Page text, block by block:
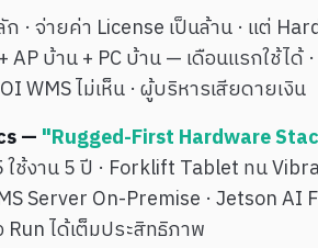
· จ่ายค่า License เป็นล้าน · แต่
บ้าน + PC บ้าน — เดือนแรกใช้ได้
WMS ไม่เห็น · ผู้บริหารเสียดายเงิน
—"Rugged-First Hardware
ช้งาน 5 ปี · Forklift Tablet ทน
Server On-Premise · Jetson AI
ได้เต็มประสิทธิภาพ